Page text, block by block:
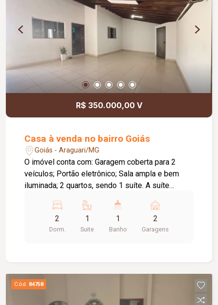
R$ 350.000,00 V
Casa à venda no bairro Goiás
Goiás - Araguari/MG
O imóvel conta com: Garagem coberta para 2
veículos; Portão eletrônico; Sala ampla e bem
iluminada; 2 quartos, sendo 1 suíte. A suíte
proporcionando mais ventilação e iluminação
natural; Banheiro social; Cozinha com bancada da
pia e armários planejados; Área de serviço
acesso independente aos fundos do imóvel.
2
Dorm.
1
Suite
1
Banho
2
Garagens
Cód. 84758